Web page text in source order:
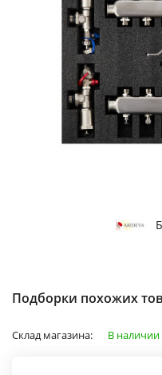
Подборки похожих
Склад магазина: В наличии